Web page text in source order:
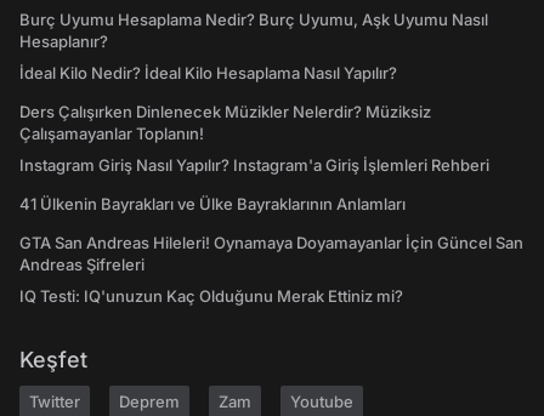
Burç Uyumu Hesaplama Nedir? Burç Uyumu, Aşk Uyumu Nasıl
Hesaplanır?
İdeal Kilo Nedir? İdeal Kilo Hesaplama Nasıl Yapılır?
Ders Çalışırken Dinlenecek Müzikler Nelerdir? Müziksiz
Çalışamayanlar Toplanın!
Instagram Giriş Nasıl Yapılır? Instagram'a Giriş İşlemleri Rehberi
41 Ülkenin Bayrakları ve Ülke Bayraklarının Anlamları
GTA San Andreas Hileleri! Oynamaya Doyamayanlar İçin Güncel San
Andreas Şifreleri
IQ Testi: IQ'unuzun Kaç Olduğunu Merak Ettiniz mi?
Keşfet
Twitter Deprem Zam Youtube